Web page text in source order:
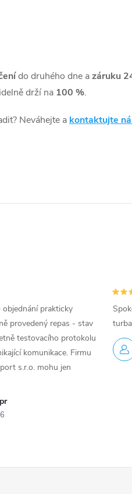
do druhého dne azáruku
drží na 100 %.
Neváhejte a kontaktujte
prakticky
provedený repas - stav
testovacího protokolu
komunikace. Firmu
s.r.o. mohu jen